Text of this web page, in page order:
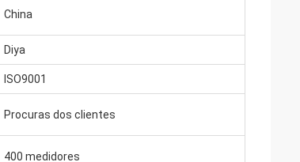
China
Diya
ISO9001
Procuras dos clientes
400 medidores